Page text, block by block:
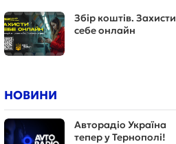
Збір коштів. Захисти
себе онлайн
НОВИНИ
Авторадіо Україна
тепер у Тернополі!